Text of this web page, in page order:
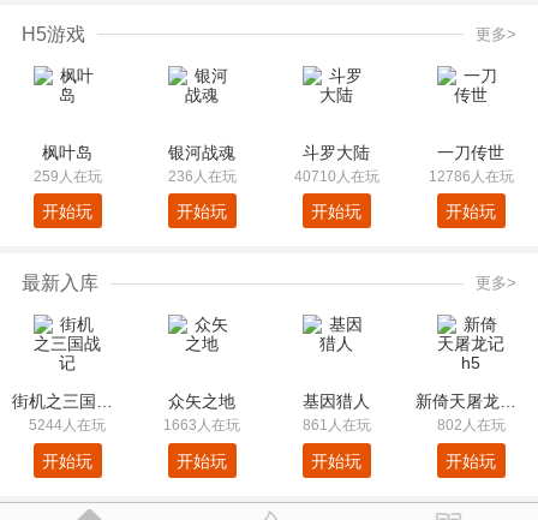
H5游戏 更多>
枫叶岛
259人在玩
开始玩
银河战魂
236人在玩
开始玩
斗罗大陆
40710人在玩
开始玩
一刀传世
12786人在玩
开始玩
最新入库 更多>
5244人在玩
开始玩
众矢之地
1663人在玩
开始玩
基因猎人
861人在玩
开始玩
802人在玩
开始玩